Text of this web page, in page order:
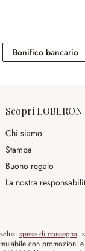
Bonifico bancario
Scopri LOBERON
Chi siamo
Stampa
Buono regalo
La nostra
spese di consegna,
con promozioni